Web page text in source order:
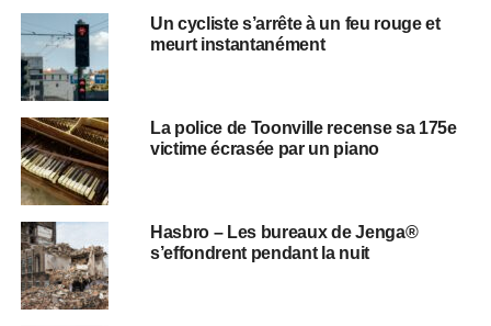
Un cycliste s’arrête à un feu rouge et
meurt instantanément
La police de Toonville recense sa 175e
victime écrasée par un piano
Hasbro – Les bureaux de Jenga®
s’effondrent pendant la nuit